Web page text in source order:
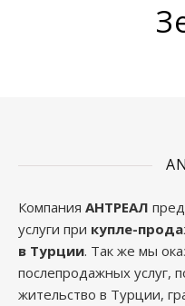
Компания АНТРЕАЛ
услуги при купле-
в Турции. Так же мы
послепродажных услуг,
жительство в Турции,